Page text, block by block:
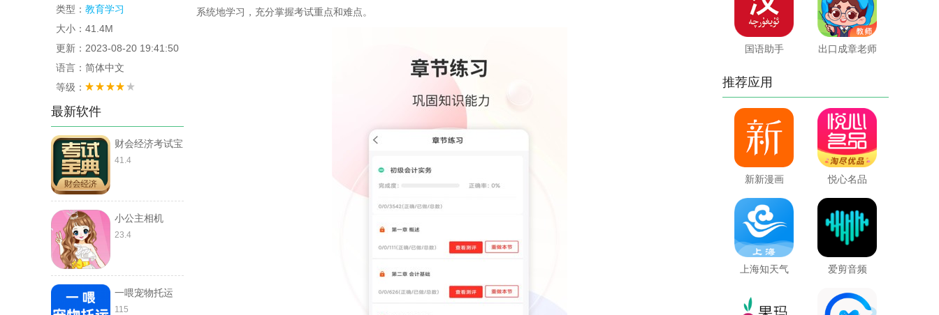
类型： 教育学习
大小：41.4M
更新：2023-08-20 19:41:50
语言：简体中文
等级：
最新软件
财会经济考试宝
典
41.4
小公主相机
23.4
一喂宠物托运
115
系统地学习，充分掌握考试重点和难点。
国语助手 出口成章老师
推荐应用
新新漫画 悦心名品
上海知天气 爱剪音频